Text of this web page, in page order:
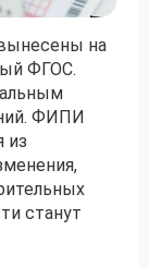
на
ФГОС.
ФИПИ
из
станут